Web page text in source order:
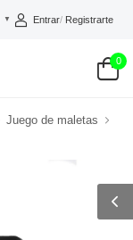
▼ Entrar/ Registrarte
0
Juego de maletas